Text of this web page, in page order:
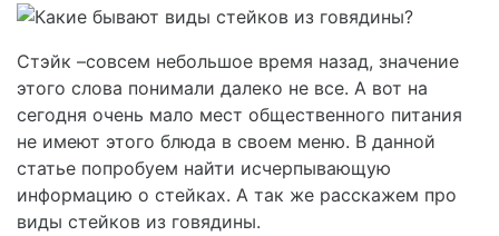
Стэйк –совсем небольшое время назад, значение
этого слова понимали далеко не все. А вот на
сегодня очень мало мест общественного питания
не имеют этого блюда в своем меню. В данной
статье попробуем найти исчерпывающую
информацию о стейках. А так же расскажем про
виды стейков из говядины.